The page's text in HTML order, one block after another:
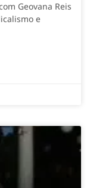
Geovana Reis
e